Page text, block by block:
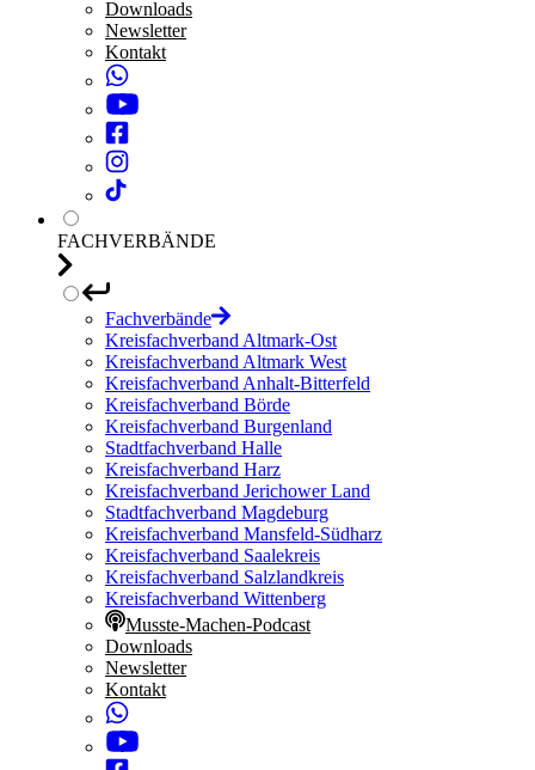
Downloads
Newsletter
Kontakt
FACHVERBÄNDE
Fachverbände
Kreisfachverband Altmark-Ost
Kreisfachverband Altmark West
Kreisfachverband Anhalt-Bitterfeld
Kreisfachverband Börde
Kreisfachverband Burgenland
Stadtfachverband Halle
Kreisfachverband Harz
Kreisfachverband Jerichower Land
Stadtfachverband Magdeburg
Kreisfachverband Mansfeld-Südharz
Kreisfachverband Saalekreis
Kreisfachverband Salzlandkreis
Kreisfachverband Wittenberg
Musste-Machen-Podcast
Downloads
Newsletter
Kontakt